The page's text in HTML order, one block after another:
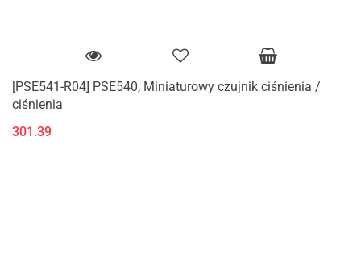
[PSE541-R04] PSE540, Miniaturowy czujnik ciśnienia /
ciśnienia
301.39